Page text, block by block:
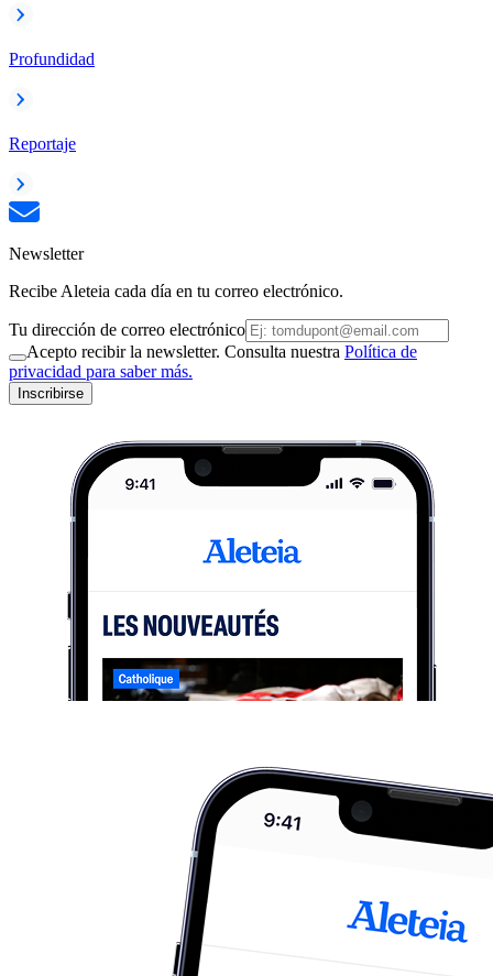
Profundidad
Reportaje
Newsletter
Recibe Aleteia cada día en tu correo electrónico.
Tu dirección de correo electrónico
Acepto recibir la newsletter. Consulta nuestra Política de
privacidad para saber más.
Inscribirse